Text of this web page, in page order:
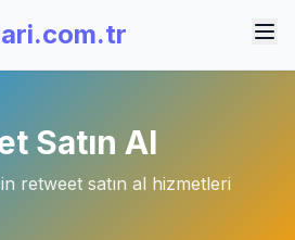
Satın Al
retweet satın al hizmetleri